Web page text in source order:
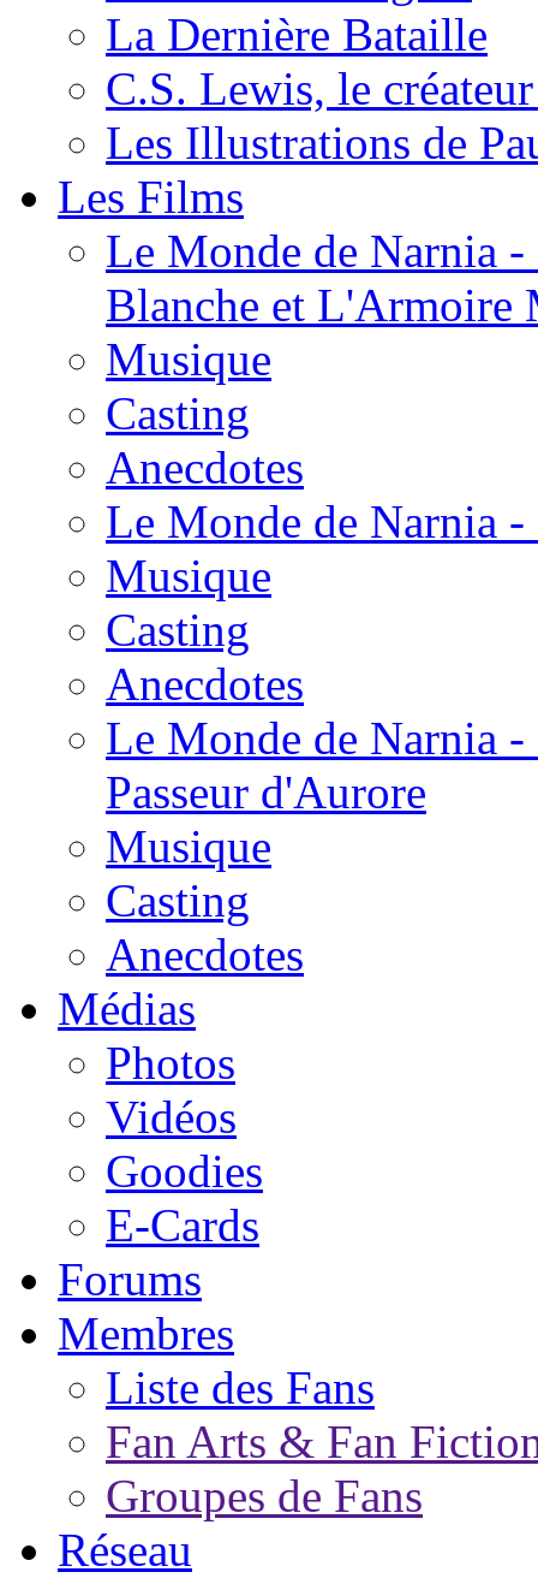
La Dernière Bataille
C.S. Lewis, le
Les Illustrations de
Les Films
Le Monde de Narnia
Blanche et L'Armoire
Musique
Casting
Anecdotes
Le Monde de Narnia
Musique
Casting
Anecdotes
Le Monde de Narnia
Passeur d'Aurore
Musique
Casting
Anecdotes
Médias
Photos
Vidéos
Goodies
E-Cards
Forums
Membres
Liste des Fans
Fan Arts & Fan
Groupes de Fans
Réseau